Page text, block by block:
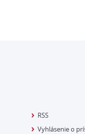
RSS
Vyhlásenie o